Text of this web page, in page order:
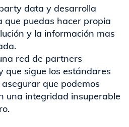
data y desarrolla
que puedas hacer propia
y la información mas
red de partners
que sigue los estándares
que podemos
una integridad insuperable